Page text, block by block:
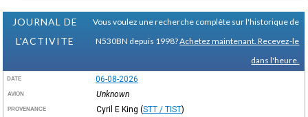
JOURNAL DE
L'ACTIVITE
Vous voulez une recherche complète sur l'historique de
N530BN depuis 1998?Achetez maintenant. Recevez-le
dans l'heure.
DATE 06-08-2026
AVION Unknown
PROVENANCE Cyril E King (STT / TIST)